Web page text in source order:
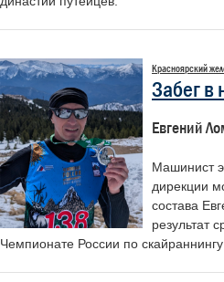
Красноярский
Забег в
Евгений
Машинист
дирекции
состава
результат
Чемпионате России по
Шаханов Дмитрий
Сергеевич
Председатель Российского
профессионального союза
железнодорожников и транспортных
строителей